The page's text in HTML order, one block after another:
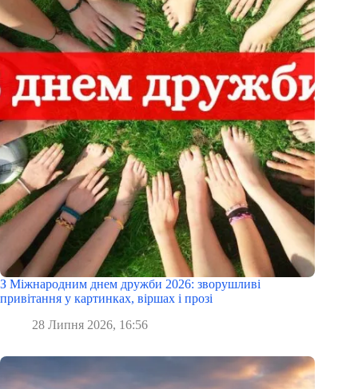
З Міжнародним днем дружби 2026: зворушливі
привітання у картинках, віршах і прозі
28 Липня 2026, 16:56